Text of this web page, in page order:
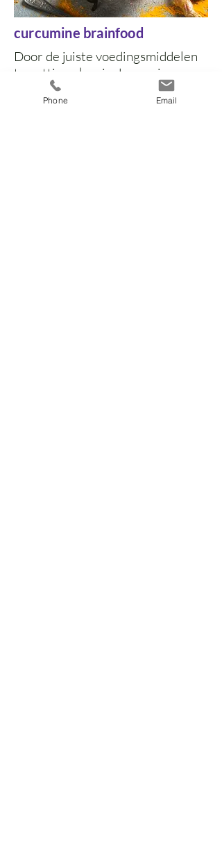
curcumine brainfood
Door de juiste voedingsmiddelen
te nuttigen kun je de groei van
nieuwe hersencellen stimuleren.
Lees meer over kurkuma...
Phone Email